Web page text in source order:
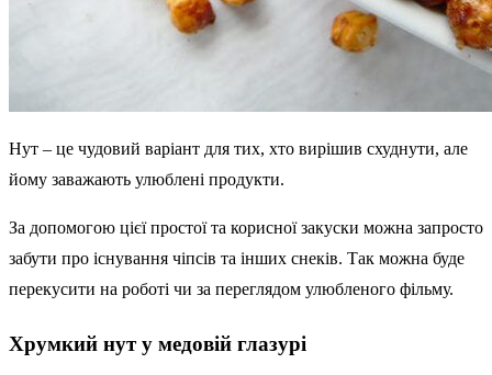
Нут – це чудовий варіант для тих, хто вирішив схуднути, але
йому заважають улюблені продукти.
За допомогою цієї простої та корисної закуски можна запросто
забути про існування чіпсів та інших снеків. Так можна буде
перекусити на роботі чи за переглядом улюбленого фільму.
Хрумкий нут у медовій глазурі